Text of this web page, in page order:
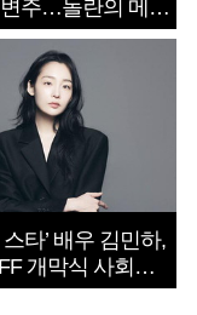
주…놀란의 메시
속죄’
스타’ 배우 김민하,
개막식 사회자